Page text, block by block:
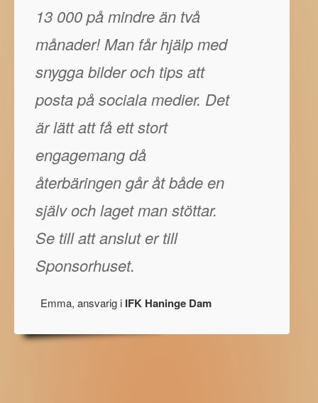
13 000 på mindre än två
månader! Man får hjälp med
snygga bilder och tips att
posta på sociala medier. Det
är lätt att få ett stort
engagemang då
återbäringen går åt både en
själv och laget man stöttar.
Se till att anslut er till
Sponsorhuset.
Emma, ansvarig i IFK Haninge Dam